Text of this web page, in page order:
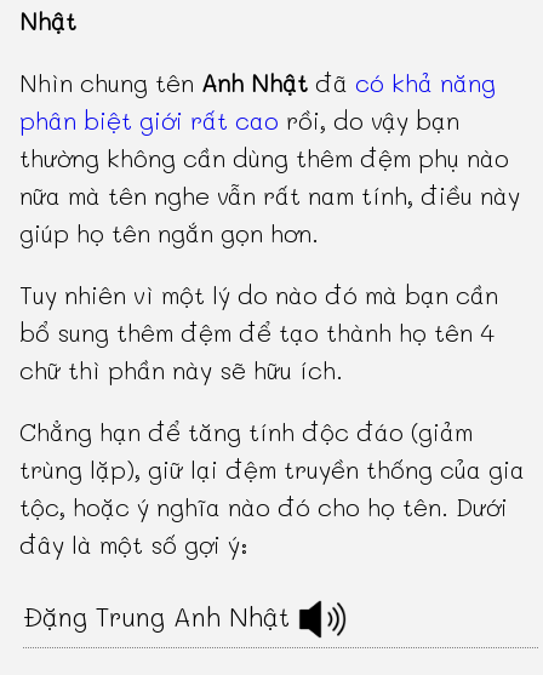
Nhật
Nhìn chung tên Anh Nhật đã có khả năng
phân biệt giới rất cao rồi, do vậy bạn
thường không cần dùng thêm đệm phụ nào
nữa mà tên nghe vẫn rất nam tính, điều này
giúp họ tên ngắn gọn hơn.
Tuy nhiên vì một lý do nào đó mà bạn cần
bổ sung thêm đệm để tạo thành họ tên 4
chữ thì phần này sẽ hữu ích.
Chẳng hạn để tăng tính độc đáo (giảm
trùng lặp), giữ lại đệm truyền thống của gia
tộc, hoặc ý nghĩa nào đó cho họ tên. Dưới
đây là một số gợi ý:
Đặng Trung Anh Nhật